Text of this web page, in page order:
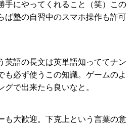
手にやってくれること（笑）この
ば塾の自習中のスマホ操作も許可
英語の長文は英単語知っててナン
も必ず使うこの知識。ゲームのよ
グで出来たら良いなと。
も大歓迎。下克上という言葉の意